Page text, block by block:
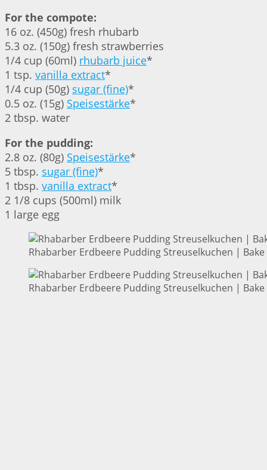
For the compote:
16 oz. (450g) fresh rhubarb
5.3 oz. (150g) fresh strawberries
1/4 cup (60ml) rhubarb juice*
1 tsp. vanilla extract*
1/4 cup (50g) sugar (fine)*
0.5 oz. (15g) Speisestärke*
2 tbsp. water
For the pudding:
2.8 oz. (80g) Speisestärke*
5 tbsp. sugar (fine)*
1 tbsp. vanilla extract*
2 1/8 cups (500ml) milk
1 large egg
Rhabarber Erdbeere Pudding Streuselkuchen |
Rhabarber Erdbeere Pudding Streuselkuchen |